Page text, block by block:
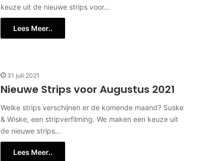
keuze uit de nieuwe strips voor…
Lees Meer..
31 juli 2021
Nieuwe Strips voor Augustus 2021
Welke strips verschijnen er de komende maand? Suske
& Wiske, een stripverfilming. We maken een keuze uit
de nieuwe strips…
Lees Meer..